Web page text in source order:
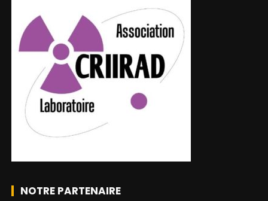
NOTRE PARTENAIRE